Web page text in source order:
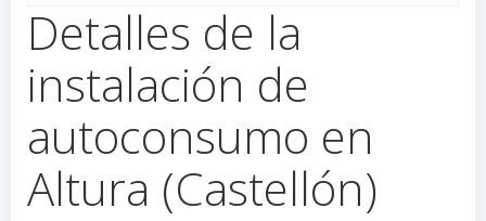
Detalles de la
instalación de
autoconsumo en
Altura (Castellón)